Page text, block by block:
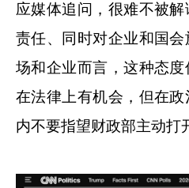
应媒体追问，很难不被
责任、同时对企业和国
场和企业而言，这种态
在法律上有机会，但在
内不要指望财政部主动打